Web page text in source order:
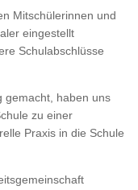
Mitschülerinnen und
eingestellt
Schulabschlüsse
gemacht, haben uns
zu einer
Praxis in die Schule